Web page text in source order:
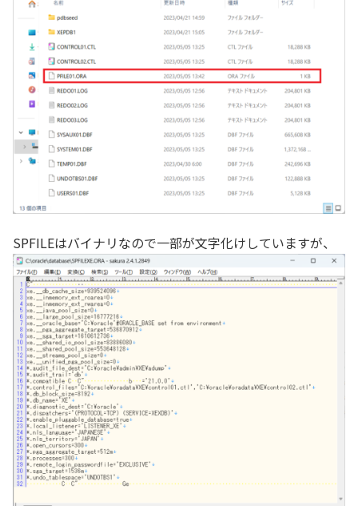
SPFILEはバイナリなので一部が文字化けしていますが、